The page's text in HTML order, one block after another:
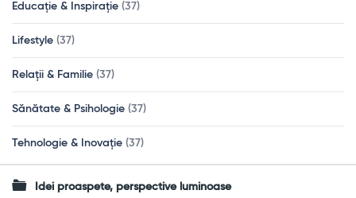
Educație & Inspirație (37)
Lifestyle (37)
Relații & Familie (37)
Sănătate & Psihologie (37)
Tehnologie & Inovație (37)
Idei proaspete, perspective luminoase